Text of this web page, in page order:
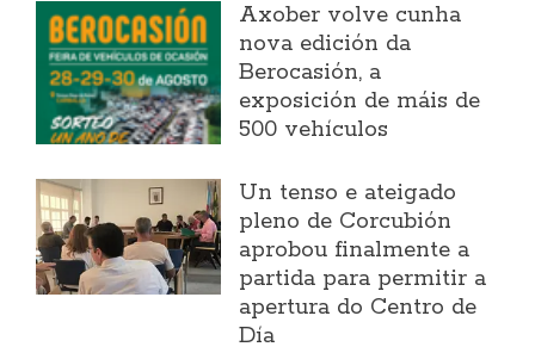
Axober volve cunha
nova edición da
Berocasión, a
exposición de máis de
500 vehículos
Un tenso e ateigado
pleno de Corcubión
aprobou finalmente a
partida para permitir a
apertura do Centro de
Día